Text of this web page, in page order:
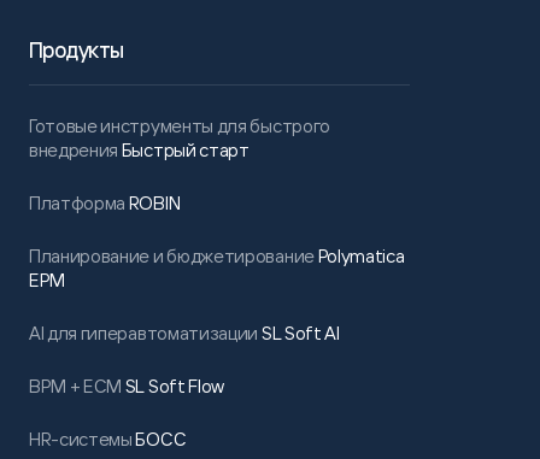
Продукты
Готовые инструменты для быстрого
внедрения Быстрый старт
Платформа ROBIN
Планирование и бюджетированиеPolymatica
EPM
AI для гиперавтоматизации SL Soft AI
BPM + ECM SL Soft Flow
HR-системыБОСС